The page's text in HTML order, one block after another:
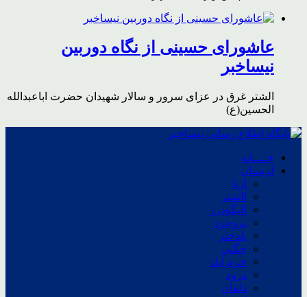
عاشورای حسینی از نگاه دوربین
نیساخبر
الشتر غرق در عزای سرور و سالار شهیدان حضرت اباعبدالله
الحسین(ع)
خــــانه
لرستان
ازنا
الشتر
الیگودرز
بروجرد
پلدختر
چگنی
خرم آباد
درود
دلفان